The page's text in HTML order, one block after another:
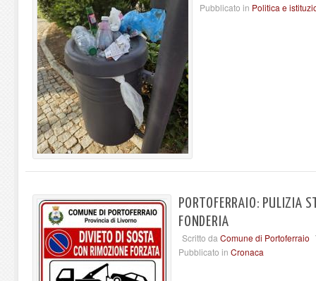
Pubblicato in Politica e
PORTOFERRAIO: PULIZIA
FONDERIA
Scritto da Comune di Portoferraio
Pubblicato in Cronaca